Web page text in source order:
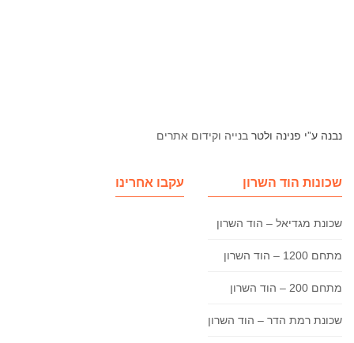
נבנה ע”י פנינה ולטר בנייה וקידום אתרים
שכונות הוד השרון
שכונת מגדיאל – הוד השרון
מתחם 1200 – הוד השרון
מתחם 200 – הוד השרון
שכונת רמת הדר – הוד השרון
עקבו אחרינו